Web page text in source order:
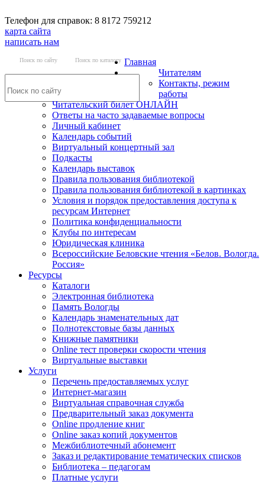
Телефон для справок: 8 8172 759212
карта сайта
написать нам
Поиск по сайту Поиск по каталогу Главная
Читателям
Контакты, режим
работы
Читательский билет ОНЛАЙН
Ответы на часто задаваемые вопросы
Личный кабинет
Календарь событий
Виртуальный концертный зал
Подкасты
Календарь выставок
Правила пользования библиотекой
Правила пользования библиотекой в картинках
Условия и порядок предоставления доступа к
ресурсам Интернет
Политика конфиденциальности
Клубы по интересам
Юридическая клиника
Всероссийские Беловские чтения «Белов. Вологда.
Россия»
Ресурсы
Каталоги
Электронная библиотека
Память Вологды
Календарь знаменательных дат
Полнотекстовые базы данных
Книжные памятники
Online тест проверки скорости чтения
Виртуальные выставки
Услуги
Перечень предоставляемых услуг
Интернет-магазин
Виртуальная справочная служба
Предварительный заказ документа
Online продление книг
Online заказ копий документов
Межбиблиотечный абонемент
Заказ и редактирование тематических списков
Библиотека – педагогам
Платные услуги